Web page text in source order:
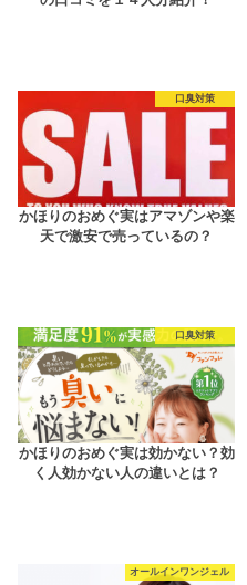
口臭対策
かほりのおめぐ実はアマゾンや楽
天で激安で売っているの？
口臭対策
かほりのおめぐ実は効かない？効
く人効かない人の違いとは？
オールインワンジェル